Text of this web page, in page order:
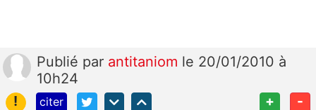
Publié par antitaniom le 20/01/2010 à
10h24
!
citer + -